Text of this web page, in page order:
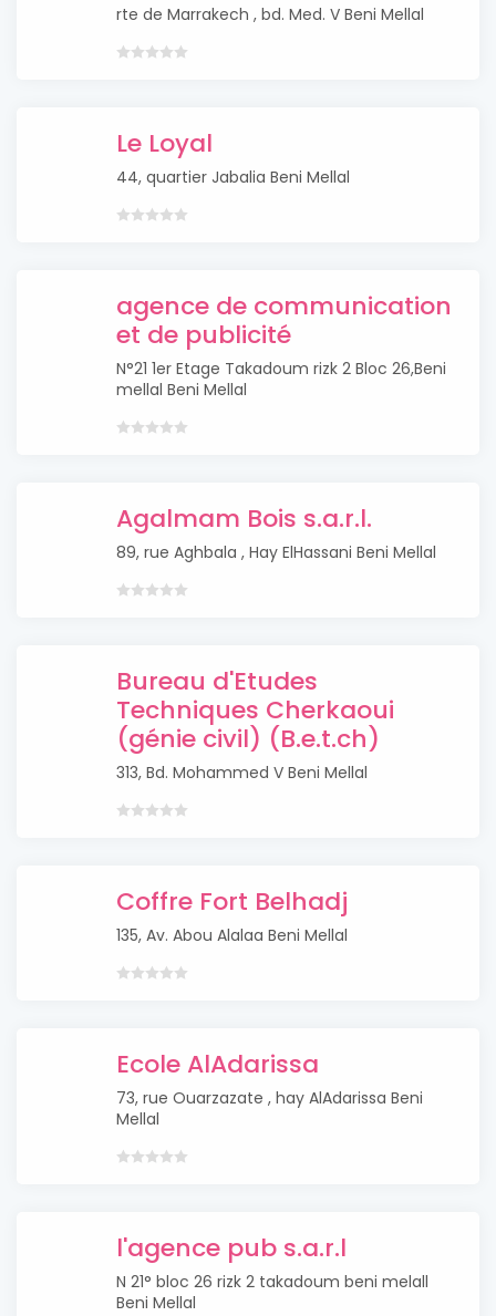
rte de Marrakech , bd. Med. V Beni Mellal
Le Loyal
44, quartier Jabalia Beni Mellal
agence de communication
et de publicité
N°21 1er Etage Takadoum rizk 2 Bloc 26,Beni
mellal Beni Mellal
Agalmam Bois s.a.r.l.
89, rue Aghbala , Hay ElHassani Beni Mellal
Bureau d'Etudes
Techniques Cherkaoui
(génie civil) (B.e.t.ch)
313, Bd. Mohammed V Beni Mellal
Coffre Fort Belhadj
135, Av. Abou Alalaa Beni Mellal
Ecole AlAdarissa
73, rue Ouarzazate , hay AlAdarissa Beni
Mellal
l'agence pub s.a.r.l
N 21° bloc 26 rizk 2 takadoum beni melall
Beni Mellal